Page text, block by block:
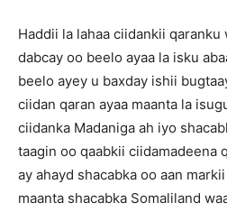
Haddii la lahaa ciidankii
dabcay oo beelo ayaa la isku
beelo ayey u baxday ishii
ciidan qaran ayaa maanta la
ciidanka Madaniga ah iyo
taagin oo qaabkii ciidamadeena
ay ahayd shacabka oo aan
maanta shacabka Somaliland